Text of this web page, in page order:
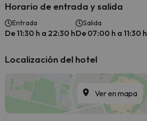
Horario de entrada y salida
Entrada
De 11:30 h a 22:30 h
Salida
De 07:00 h a 11:30 h
Localización del hotel
Ver en mapa